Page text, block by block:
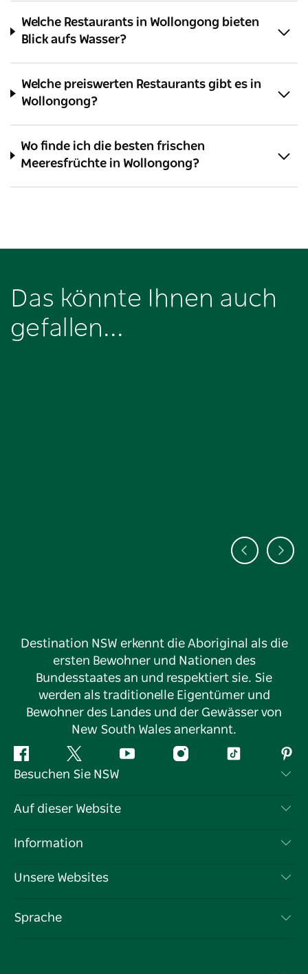
Welche Restaurants in Wollongong bieten
Blick aufs Wasser?
Welche preiswerten Restaurants gibt es in
Wollongong?
Wo finde ich die besten frischen
Meeresfrüchte in Wollongong?
Das könnte Ihnen auch
gefallen...
Destination NSW erkennt die Aboriginal als die
ersten Bewohner und Nationen des
Bundesstaates an und respektiert sie. Sie
werden als traditionelle Eigentümer und
Bewohner des Landes und der Gewässer von
New South Wales anerkannt.
Facebook Twitter YouTube InstagramTikTok
Besuchen Sie NSW
Kontaktieren Sie uns
Cookie-Hinweis
Auf dieser Website
Reiseziele
Veranstaltungen
Information
Reiseinformationen
Unternehmen in NSW
Unsere Websites
Sprache